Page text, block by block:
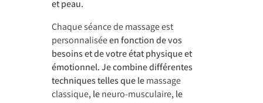
et peau.
Chaque séance de massage est
personnaliséeen fonction de vos
besoins et de votre état physique et
émotionnel. Je combine différentes
techniques telles que lemassage
classique, leneuro-musculaire, le